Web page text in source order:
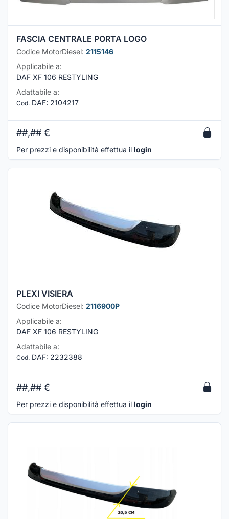
FASCIA CENTRALE PORTA LOGO
Codice MotorDiesel: 2115146
Applicabile a:
DAF XF 106 RESTYLING
Adattabile a:
Cod. DAF: 2104217
##,## €
Per prezzi e disponibilità effettua il login
PLEXI VISIERA
Codice MotorDiesel: 2116900P
Applicabile a:
DAF XF 106 RESTYLING
Adattabile a:
Cod. DAF: 2232388
##,## €
Per prezzi e disponibilità effettua il login